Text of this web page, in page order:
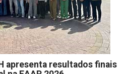
apresenta resultados finais